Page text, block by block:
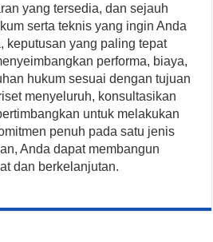
yang tersedia, dan sejauh
serta teknis yang ingin Anda
keputusan yang paling tepat
performa, biaya,
hukum sesuai dengan tujuan
menyeluruh, konsultasikan
untuk melakukan
penuh pada satu jenis
Anda dapat membangun
dan berkelanjutan.